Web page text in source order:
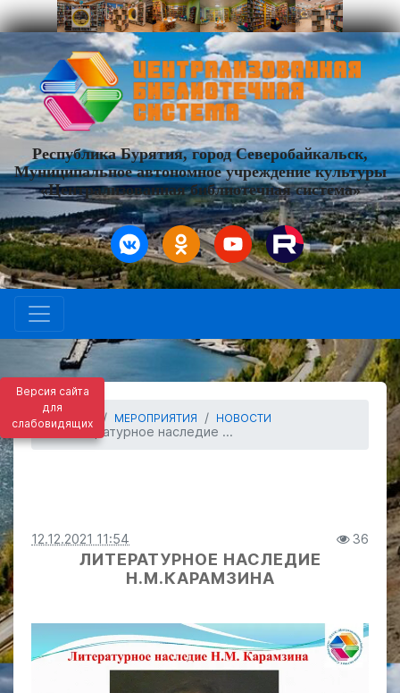
Версия сайта
для
слабовидящих
Республика Бурятия, город Северобайкальск,
Муниципальное автономное учреждение культуры
«Централизованная библиотечная система»
МЕРОПРИЯТИЯ НОВОСТИ
Литературное наследие ...
12.12.2021 11:54 36
ЛИТЕРАТУРНОЕ НАСЛЕДИЕ
Н.М.КАРАМЗИНА